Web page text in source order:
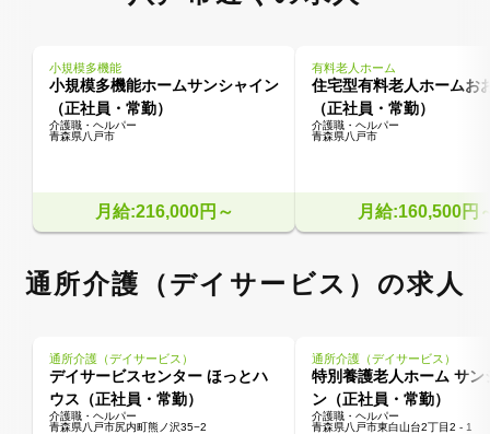
小規模多機能
小規模多機能ホームサンシャイン
（正社員・常勤）
介護職・ヘルパー
青森県八戸市
月給:216,000円～
有料老人ホーム
住宅型有料老人ホームお
（正社員・常勤）
介護職・ヘルパー
青森県八戸市
月給:160,500円
通所介護（デイサービス）の求人
通所介護（デイサービス）
デイサービスセンター ほっとハ
ウス（正社員・常勤）
介護職・ヘルパー
青森県八戸市尻内町熊ノ沢35−2
通所介護（デイサービス）
特別養護老人ホーム サン
ン（正社員・常勤）
介護職・ヘルパー
青森県八戸市東白山台2丁目2 - 1